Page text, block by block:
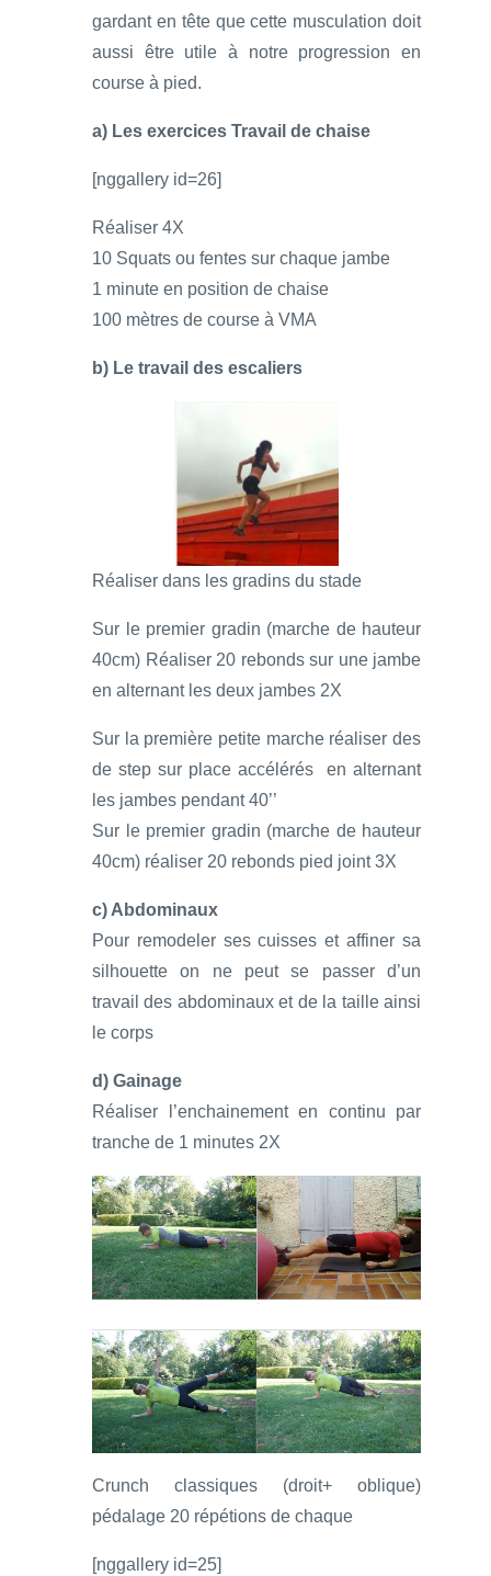
gardant en tête que cette musculation doit
aussi être utile à notre progression en
course à pied.
a) Les exercices Travail de chaise
[nggallery id=26]
Réaliser 4X
10 Squats ou fentes sur chaque jambe
1 minute en position de chaise
100 mètres de course à VMA
b) Le travail des escaliers
Réaliser dans les gradins du stade
Sur le premier gradin (marche de hauteur
40cm) Réaliser 20 rebonds sur une jambe
en alternant les deux jambes 2X
Sur la première petite marche réaliser des
de step sur place accélérés en alternant
les jambes pendant 40’’
Sur le premier gradin (marche de hauteur
40cm) réaliser 20 rebonds pied joint 3X
c) Abdominaux
Pour remodeler ses cuisses et affiner sa
silhouette on ne peut se passer d’un
travail des abdominaux et de la taille ainsi
le corps
d) Gainage
Réaliser l’enchainement en continu par
tranche de 1 minutes 2X
Crunch classiques (droit+ oblique)
pédalage 20 répétions de chaque
[nggallery id=25]